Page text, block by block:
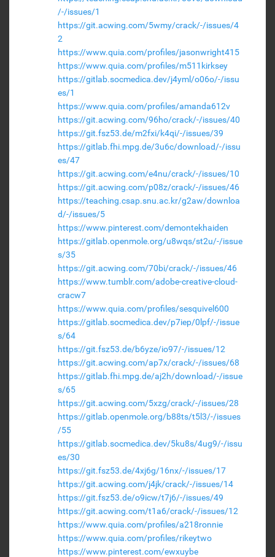
/-/issues/1
https://git.acwing.com/5wmy/crack/-/issues/4
2
https://www.quia.com/profiles/jasonwright415
https://www.quia.com/profiles/m511kirksey
https://gitlab.socmedica.dev/j4yml/o06o/-/issu
es/1
https://www.quia.com/profiles/amanda612v
https://git.acwing.com/96ho/crack/-/issues/40
https://git.fsz53.de/m2fxi/k4qi/-/issues/39
https://gitlab.fhi.mpg.de/3u6c/download/-/issu
es/47
https://git.acwing.com/e4nu/crack/-/issues/10
https://git.acwing.com/p08z/crack/-/issues/46
https://teaching.csap.snu.ac.kr/g2aw/downloa
d/-/issues/5
https://www.pinterest.com/demontekhaiden
https://gitlab.openmole.org/u8wqs/st2u/-/issue
s/35
https://git.acwing.com/70bi/crack/-/issues/46
https://www.tumblr.com/adobe-creative-cloud-
cracw7
https://www.quia.com/profiles/sesquivel600
https://gitlab.socmedica.dev/p7iep/0lpf/-/issue
s/64
https://git.fsz53.de/b6yze/io97/-/issues/12
https://git.acwing.com/ap7x/crack/-/issues/68
https://gitlab.fhi.mpg.de/aj2h/download/-/issue
s/65
https://git.acwing.com/5xzg/crack/-/issues/28
https://gitlab.openmole.org/b88ts/t5l3/-/issues
/55
https://gitlab.socmedica.dev/5ku8s/4ug9/-/issu
es/30
https://git.fsz53.de/4xj6g/16nx/-/issues/17
https://git.acwing.com/j4jk/crack/-/issues/14
https://git.fsz53.de/o9icw/t7j6/-/issues/49
https://git.acwing.com/t1a6/crack/-/issues/12
https://www.quia.com/profiles/a218ronnie
https://www.quia.com/profiles/rikeytwo
https://www.pinterest.com/ewxuybe